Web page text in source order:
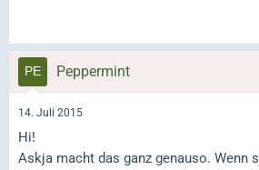
Peppermint
14. Juli 2015
Hi!
Askja macht das ganz genauso. Wenn